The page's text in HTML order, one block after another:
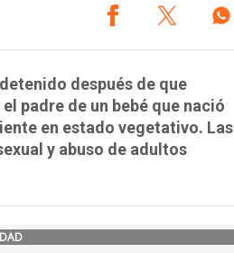
después de que
padre de un bebé que nació
en estado vegetativo. Las
y abuso de adultos